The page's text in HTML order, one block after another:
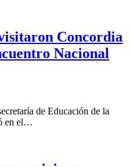
Concordia
Nacional
de Educación de la
en el…